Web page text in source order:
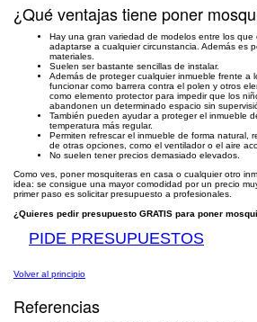
¿Qué ventajas tiene poner
Hay una gran variedad de modelos entre los que
adaptarse a cualquier circunstancia. Además es
materiales.
Suelen ser bastante sencillas de instalar.
Además de proteger cualquier inmueble frente a
funcionar como barrera contra el polen y otros
como elemento protector para impedir que los
abandonen un determinado espacio sin
También pueden ayudar a proteger el inmueble
temperatura más regular.
Permiten refrescar el inmueble de forma natural,
de otras opciones, como el ventilador o el aire
No suelen tener precios demasiado elevados.
Como ves, poner mosquiteras en casa o cualquier otro
idea: se consigue una mayor comodidad por un precio
primer paso es solicitar presupuesto a profesionales.
¿Quieres pedir presupuesto GRATIS para poner
PIDE PRESUPUESTOS
Volver al principio
Referencias